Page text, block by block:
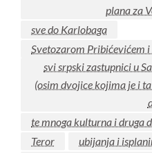
plana za
sve do Karlobaga
Svetozarom Pribićevićem
svi srpski zastupnici u
(osim dvojice kojima je i
te mnoga kulturna i druga
Teror
ubijanja i